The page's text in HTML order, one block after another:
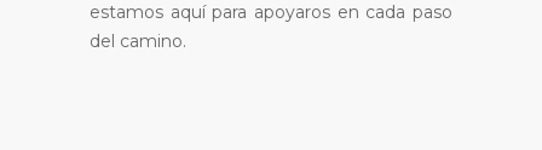
estamos aquí para apoyaros en cada paso
del camino.